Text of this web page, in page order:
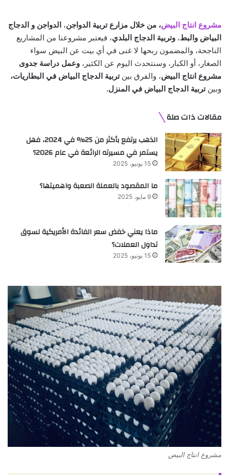
مشروع انتاج البيض، من خلال مزارع تربية الدواجن، الدواجن و الدجاج
البياض والبط، وتربية الدجاج البلدي، فيعتبر مشروعنا من المشاريع
الناجحة، والمضمون ربحها لا غنى في أي بيت عن البيض سواء
الصغار، أو الكبار، وسنتحدث اليوم عن الكثير، وعمل دراسة جدوى
مشروع انتاج البيض، والفرق بينتربية الدجاج البياض في البطاريات،
وبين تربية الدجاج البياض في المنزل.
مقالات ذات صلة
الذهب يرتفع بأكثر من 25% في 2024، فهل
يستمر في مسيرته الرائعة في عام 2026؟
15 يونيو، 2025
ما المقصود بالعملة الصعبة واهميتها؟
9 مايو، 2025
ماذا يعني خفض سعر الفائدة الأمريكية لسوق
تداول العملات؟
15 يونيو، 2025
مشروع انتاج البيض